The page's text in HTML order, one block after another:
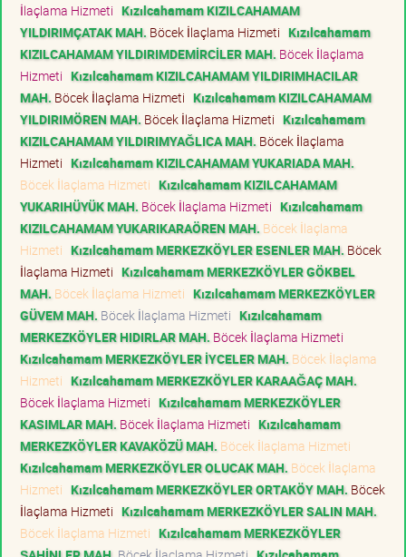
İlaçlama Hizmeti Kızılcahamam KIZILCAHAMAM
YILDIRIMÇATAK MAH. Böcek İlaçlama Hizmeti Kızılcahamam
KIZILCAHAMAM YILDIRIMDEMİRCİLER MAH. Böcek İlaçlama
Hizmeti Kızılcahamam KIZILCAHAMAM YILDIRIMHACILAR
MAH. Böcek İlaçlama Hizmeti Kızılcahamam KIZILCAHAMAM
YILDIRIMÖREN MAH. Böcek İlaçlama Hizmeti Kızılcahamam
KIZILCAHAMAM YILDIRIMYAĞLICA MAH. Böcek İlaçlama
Hizmeti Kızılcahamam KIZILCAHAMAM YUKARIADA MAH.
Böcek İlaçlama Hizmeti Kızılcahamam KIZILCAHAMAM
YUKARIHÜYÜK MAH. Böcek İlaçlama Hizmeti Kızılcahamam
KIZILCAHAMAM YUKARIKARAÖREN MAH. Böcek İlaçlama
Hizmeti Kızılcahamam MERKEZKÖYLER ESENLER MAH. Böcek
İlaçlama Hizmeti Kızılcahamam MERKEZKÖYLER GÖKBEL
MAH. Böcek İlaçlama Hizmeti Kızılcahamam MERKEZKÖYLER
GÜVEM MAH. Böcek İlaçlama Hizmeti Kızılcahamam
MERKEZKÖYLER HIDIRLAR MAH. Böcek İlaçlama Hizmeti
Kızılcahamam MERKEZKÖYLER İYCELER MAH. Böcek İlaçlama
Hizmeti Kızılcahamam MERKEZKÖYLER KARAAĞAÇ MAH.
Böcek İlaçlama Hizmeti Kızılcahamam MERKEZKÖYLER
KASIMLAR MAH. Böcek İlaçlama Hizmeti Kızılcahamam
MERKEZKÖYLER KAVAKÖZÜ MAH. Böcek İlaçlama Hizmeti
Kızılcahamam MERKEZKÖYLER OLUCAK MAH. Böcek İlaçlama
Hizmeti Kızılcahamam MERKEZKÖYLER ORTAKÖY MAH. Böcek
İlaçlama Hizmeti Kızılcahamam MERKEZKÖYLER SALIN MAH.
Böcek İlaçlama Hizmeti Kızılcahamam MERKEZKÖYLER